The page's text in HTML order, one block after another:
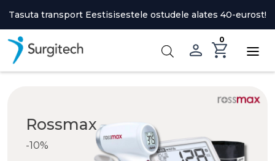
content
Tasuta transport Eestisisestele ostudele alates 40-eurost!
0
Rossmax
-10%